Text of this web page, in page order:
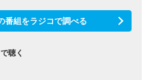
番組をラジコで調べる
聴く